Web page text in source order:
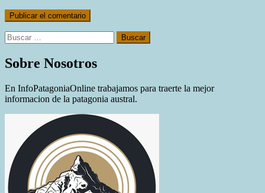
Buscar:
Sobre Nosotros
En InfoPatagoniaOnline trabajamos para traerte la mejor
informacion de la patagonia austral.